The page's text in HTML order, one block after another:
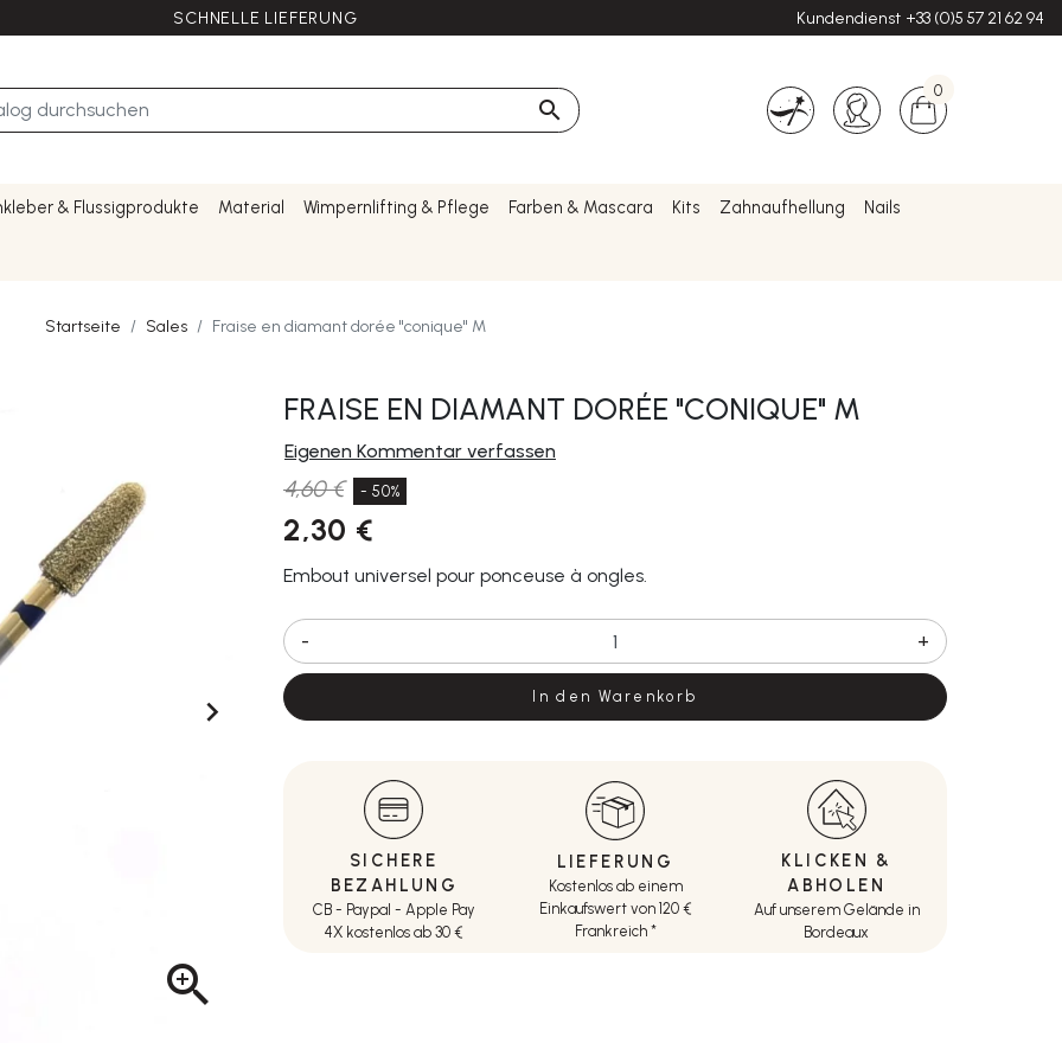
SCHNELLE LIEFERUNG Kundendienst +33 (0)5 57 21 62 94

0
& Flussigprodukte Material Wimpernlifting & Pflege Farben & Mascara Kits Zahnaufhellung Nails
Startseite Sales Fraise en diamant dorée "conique" M


FRAISE EN DIAMANT DORÉE "CONIQUE" M
Eigenen Kommentar verfassen
4,60 € - 50%
2,30 €
Embout universel pour ponceuse à ongles.
- +
In den Warenkorb
SICHERE
BEZAHLUNG
CB - Paypal - Apple Pay
4X kostenlos ab 30 €
LIEFERUNG
Kostenlos ab einem
Einkaufswert von 120 €
Frankreich *
KLICKEN &
ABHOLEN
Auf unserem Gelände in
Bordeaux